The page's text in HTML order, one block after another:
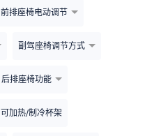
前排座椅电动调节
副驾座椅调节方式
后排座椅功能
可加热/制冷杯架